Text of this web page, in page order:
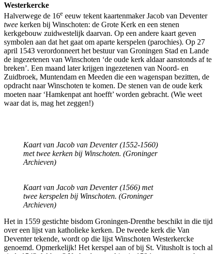
Westerkercke
Halverwege de 16e eeuw tekent kaartenmaker Jacob van Deventer
twee kerken bij Winschoten: de Grote Kerk en een stenen
kerkgebouw zuidwestelijk daarvan. Op een andere kaart geven
symbolen aan dat het gaat om aparte kerspelen (parochies). Op 27
april 1543 verordonneert het bestuur van Groningen Stad en Lande
de ingezetenen van Winschoten ‘de oude kerk aldaar aanstonds af te
breken’. Een maand later krijgen ingezetenen van Noord- en
Zuidbroek, Muntendam en Meeden die een wagenspan bezitten, de
opdracht naar Winschoten te komen. De stenen van de oude kerk
moeten naar ‘Hamkenpat ant hoefft’ worden gebracht. (Wie weet
waar dat is, mag het zeggen!)
Kaart van Jacob van Deventer (1552-1560)
met twee kerken bij Winschoten. (Groninger
Archieven)
Kaart van Jacob van Deventer (1566) met
twee kerspelen bij Winschoten. (Groninger
Archieven)
Het in 1559 gestichte bisdom Groningen-Drenthe beschikt in die tijd
over een lijst van katholieke kerken. De tweede kerk die Van
Deventer tekende, wordt op die lijst Winschoten Westerkercke
genoemd. Opmerkelijk! Het kerspel aan of bij St. Vitusholt is toch al